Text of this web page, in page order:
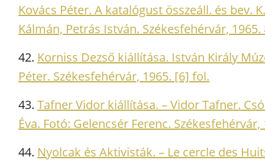
Kovács Péter. A katalógust összeáll. és bev.
Kálmán, Petrás István. Székesfehérvár, 1965.
42. Korniss Dezső kiállítása. István Király
Péter. Székesfehérvár, 1965. [6] fol.
43. Tafner Vidor kiállítása. – Vidor Tafner.
Éva. Fotó: Gelencsér Ferenc.
44. Nyolcak és Aktivisták. – Le cercle des